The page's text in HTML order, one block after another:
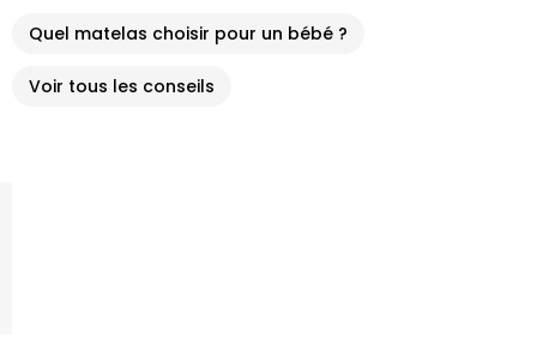
Quel matelas choisir pour un bébé ?
Voir tous les conseils